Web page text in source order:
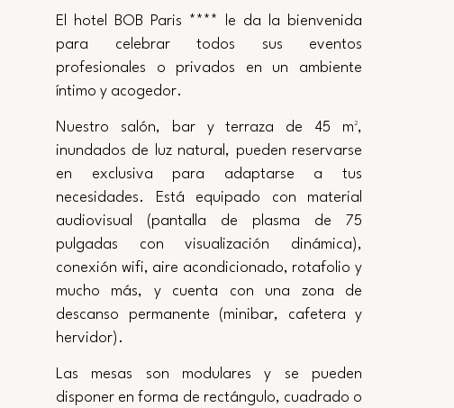
El hotel BOB Paris **** le da la bienvenida
para celebrar todos sus eventos
profesionales o privados en un ambiente
íntimo y acogedor.
Nuestro salón, bar y terraza de 45 m²,
inundados de luz natural, pueden reservarse
en exclusiva para adaptarse a tus
necesidades. Está equipado con material
audiovisual (pantalla de plasma de 75
pulgadas con visualización dinámica),
conexión wifi, aire acondicionado, rotafolio y
mucho más, y cuenta con una zona de
descanso permanente (minibar, cafetera y
hervidor).
Las mesas son modulares y se pueden
disponer en forma de rectángulo, cuadrado o